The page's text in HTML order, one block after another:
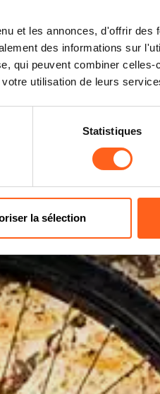
et les annonces, d'offrir des
des informations sur
qui peuvent combiner
utilisation de leurs
Statistiques
la sélection